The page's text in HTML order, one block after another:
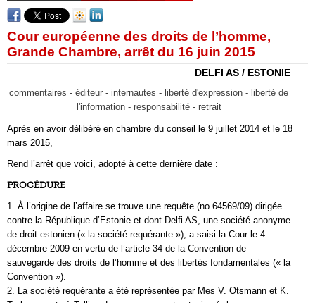
Cour européenne des droits de l’homme,
Grande Chambre, arrêt du 16 juin 2015
DELFI AS / ESTONIE
commentaires - éditeur - internautes - liberté d'expression - liberté de
l'information - responsabilité - retrait
Après en avoir délibéré en chambre du conseil le 9 juillet 2014 et le 18
mars 2015,
Rend l’arrêt que voici, adopté à cette dernière date :
PROCÉDURE
1. À l’origine de l’affaire se trouve une requête (no 64569/09) dirigée
contre la République d’Estonie et dont Delfi AS, une société anonyme
de droit estonien (« la société requérante »), a saisi la Cour le 4
décembre 2009 en vertu de l’article 34 de la Convention de
sauvegarde des droits de l’homme et des libertés fondamentales (« la
Convention »).
2. La société requérante a été représentée par Mes V. Otsmann et K.